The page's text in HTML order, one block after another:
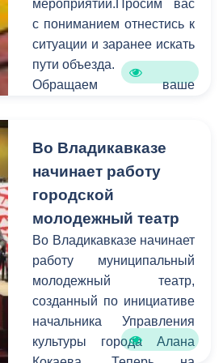
устраняют проблемы в
сфере ЖКХ.
мероприятий.Просим вас
с пониманием отнестись к
ситуации и заранее искать
пути объезда.
Обращаем ваше
своевременно сообщать
информацию о
планируемом перекрытии
в администрацию города.
Смысл этого оповещения
состоит в том, чтобы АМС
г. Владикавказ имела
возможность
предупредить остальных
граждан города о
временных неудобствах
Во Владикавказе
начинает работу
городской
молодежный театр
Во Владикавказе начинает
работу муниципальный
молодежный театр,
созданный по инициативе
начальника Управления
культуры города Алана